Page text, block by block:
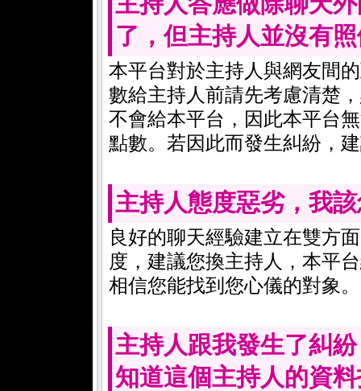
了，但主持人並沒有
本平台對於主持人與網友間
數給主持人前請先考慮清楚
不會給本平台，因此本平台
點數。若因此而發生糾紛，
主持人態度惡劣，我
良好的聊天經驗建立在雙方
度，建議您換主持人，本平
相信您能找到您心儀的對象。
主持人跟我發生了糾
知道這個主持人的資